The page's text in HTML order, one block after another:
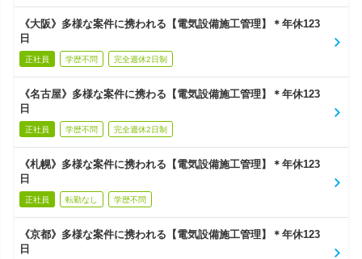
《大阪》多様な案件に携われる【電気設備施工管理】＊年休123
日
正社員 学歴不問 完全週休2日制
《名古屋》多様な案件に携わる【電気設備施工管理】＊年休123
日
正社員 学歴不問 完全週休2日制
《札幌》多様な案件に携われる【電気設備施工管理】＊年休123
日
正社員 転勤なし 学歴不問
《京都》多様な案件に携われる【電気設備施工管理】＊年休123
日